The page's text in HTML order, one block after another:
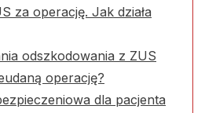
za operację. Jak działa
odszkodowania z ZUS
operację?
dla pacjenta